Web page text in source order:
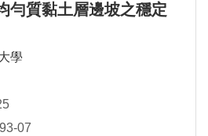
勻質黏土層邊坡之穩定
學
07